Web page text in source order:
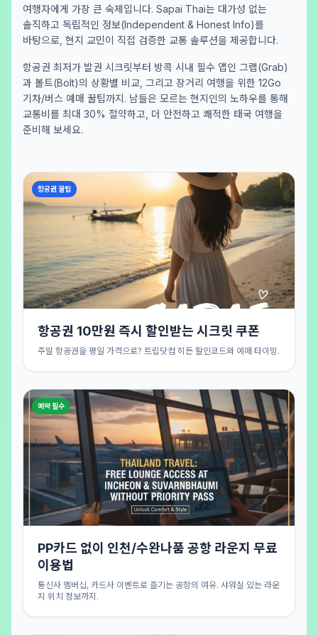
여행자에게 가장 큰 숙제입니다. Sapai Thai는 대가성 없는
솔직하고 독립적인 정보(Independent & Honest Info)를
바탕으로, 현지 교민이 직접 검증한 교통 솔루션을 제공합니다.
항공권 최저가 발권 시크릿부터 방콕 시내 필수 앱인 그랩(Grab)
과 볼트(Bolt)의 상황별 비교, 그리고 장거리 여행을 위한 12Go
기차/버스 예매 꿀팁까지. 남들은 모르는 현지인의 노하우를 통해
교통비를 최대 30% 절약하고, 더 안전하고 쾌적한 태국 여행을
준비해 보세요.
항공권 꿀팁
항공권 10만원 즉시 할인받는 시크릿 쿠폰
주말 항공권을 평일 가격으로? 트립닷컴 히든 할인코드와 예매 타이밍.
예약 필수
PP카드 없이 인천/수완나품 공항 라운지 무료
이용법
통신사 멤버십, 카드사 이벤트로 즐기는 공항의 여유. 샤워실 있는 라운
지 위치 정보까지.